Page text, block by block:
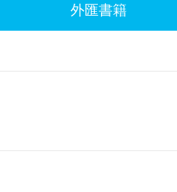
外匯書籍